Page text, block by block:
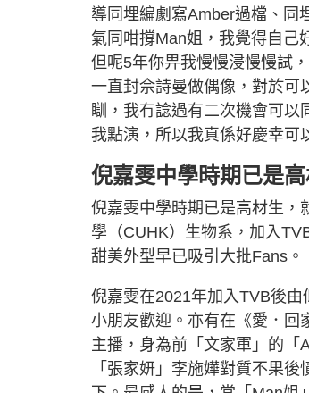
導同埋編劇寫Amber過檔、同
氣同咁撐Man姐，我覺得自己
但呢5年你畀我慢慢浸慢慢試
一直封佘詩曼做偶像，對於可
瞓，我冇諗過有二次機會可
我點演，所以我真係好慶幸可
倪嘉雯中學時期已是
倪嘉雯中學時期已是高材生，
學（CUHK）生物系，加入
甜美外型早已吸引大批Fans。
倪嘉雯在2021年加入TVB後
小朋友歡迎。亦有在《愛．回
主播，身為前「文家軍」的「
「張家妍」李施嬅對質不果